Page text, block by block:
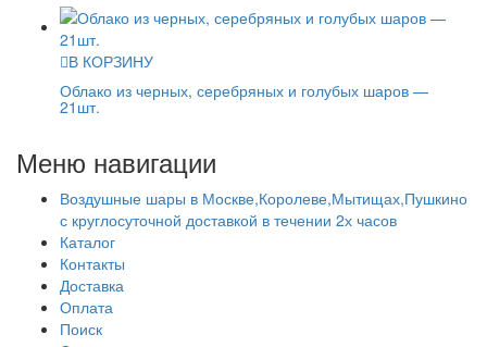
В КОРЗИНУ
Облако из черных, серебряных и голубых шаров —
21шт.
Меню навигации
Воздушные шары в Москве,Королеве,Мытищах,Пушкино
с круглосуточной доставкой в течении 2х часов
Каталог
Контакты
Доставка
Оплата
Поиск